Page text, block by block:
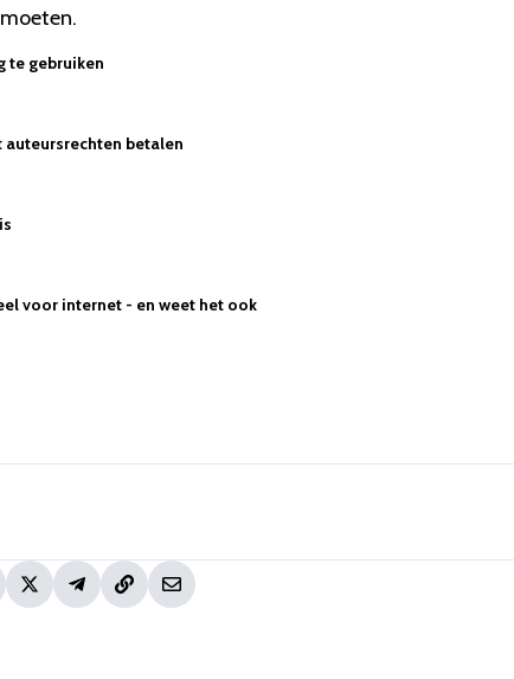
te gebruiken
auteursrechten betalen
voor internet - en weet het ook